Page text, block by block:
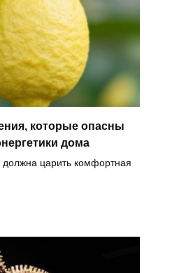
которые опасны
дома
должна царить комфортная